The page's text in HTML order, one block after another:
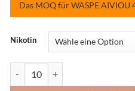
Das MOQ für WASPE AIVIOU
Nikotin